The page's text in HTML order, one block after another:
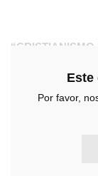
“CRISTIANISMO
Para entender as
começar com
Nazista: “O
confissão
Este
Por favor,